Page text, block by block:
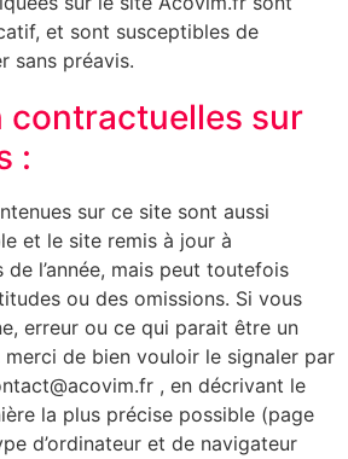
et sont susceptibles de
sans préavis.
contractuelles sur
:
sur ce site sont aussi
et le site remis à jour à
l’année, mais peut toutefois
ou des omissions. Si vous
erreur ou ce qui parait être un
de bien vouloir le signaler par
, en décrivant le
la plus précise possible (page
d’ordinateur et de navigateur